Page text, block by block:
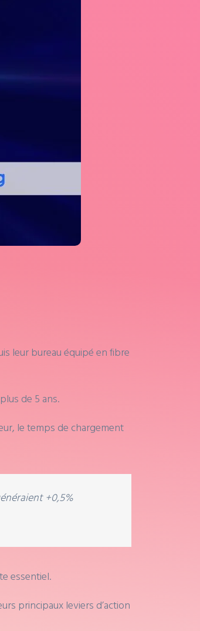
leur bureau équipé en fibre
de 5 ans.
le temps de chargement
+0,5%
essentiel.
principaux leviers d’action